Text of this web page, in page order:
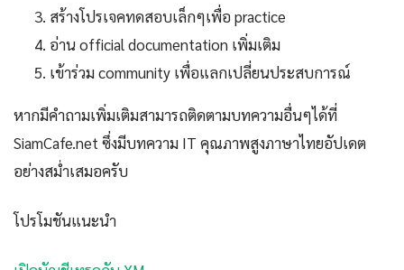
สร้างโปรเจคทดสอบเล็กๆเพื่อ practice
อ่าน official documentation เพิ่มเติม
เข้าร่วม community เพื่อแลกเปลี่ยนประสบการณ์
หากมีคำถามเพิ่มเติมสามารถติดตามบทความอื่นๆได้ที่
SiamCafe.net ซึ่งมีบทความ IT คุณภาพสูงภาษาไทยอัปเดต
อย่างสม่ำเสมอครับ
โปรโมชันแนะนำ